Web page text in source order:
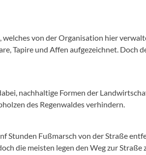
von der Organisation hier
Tapire und Affen aufgezeichnet.
nachhaltige Formen der
des Regenwaldes verhindern.
Stunden Fußmarsch von der Straße
die meisten legen den Weg zur Straße